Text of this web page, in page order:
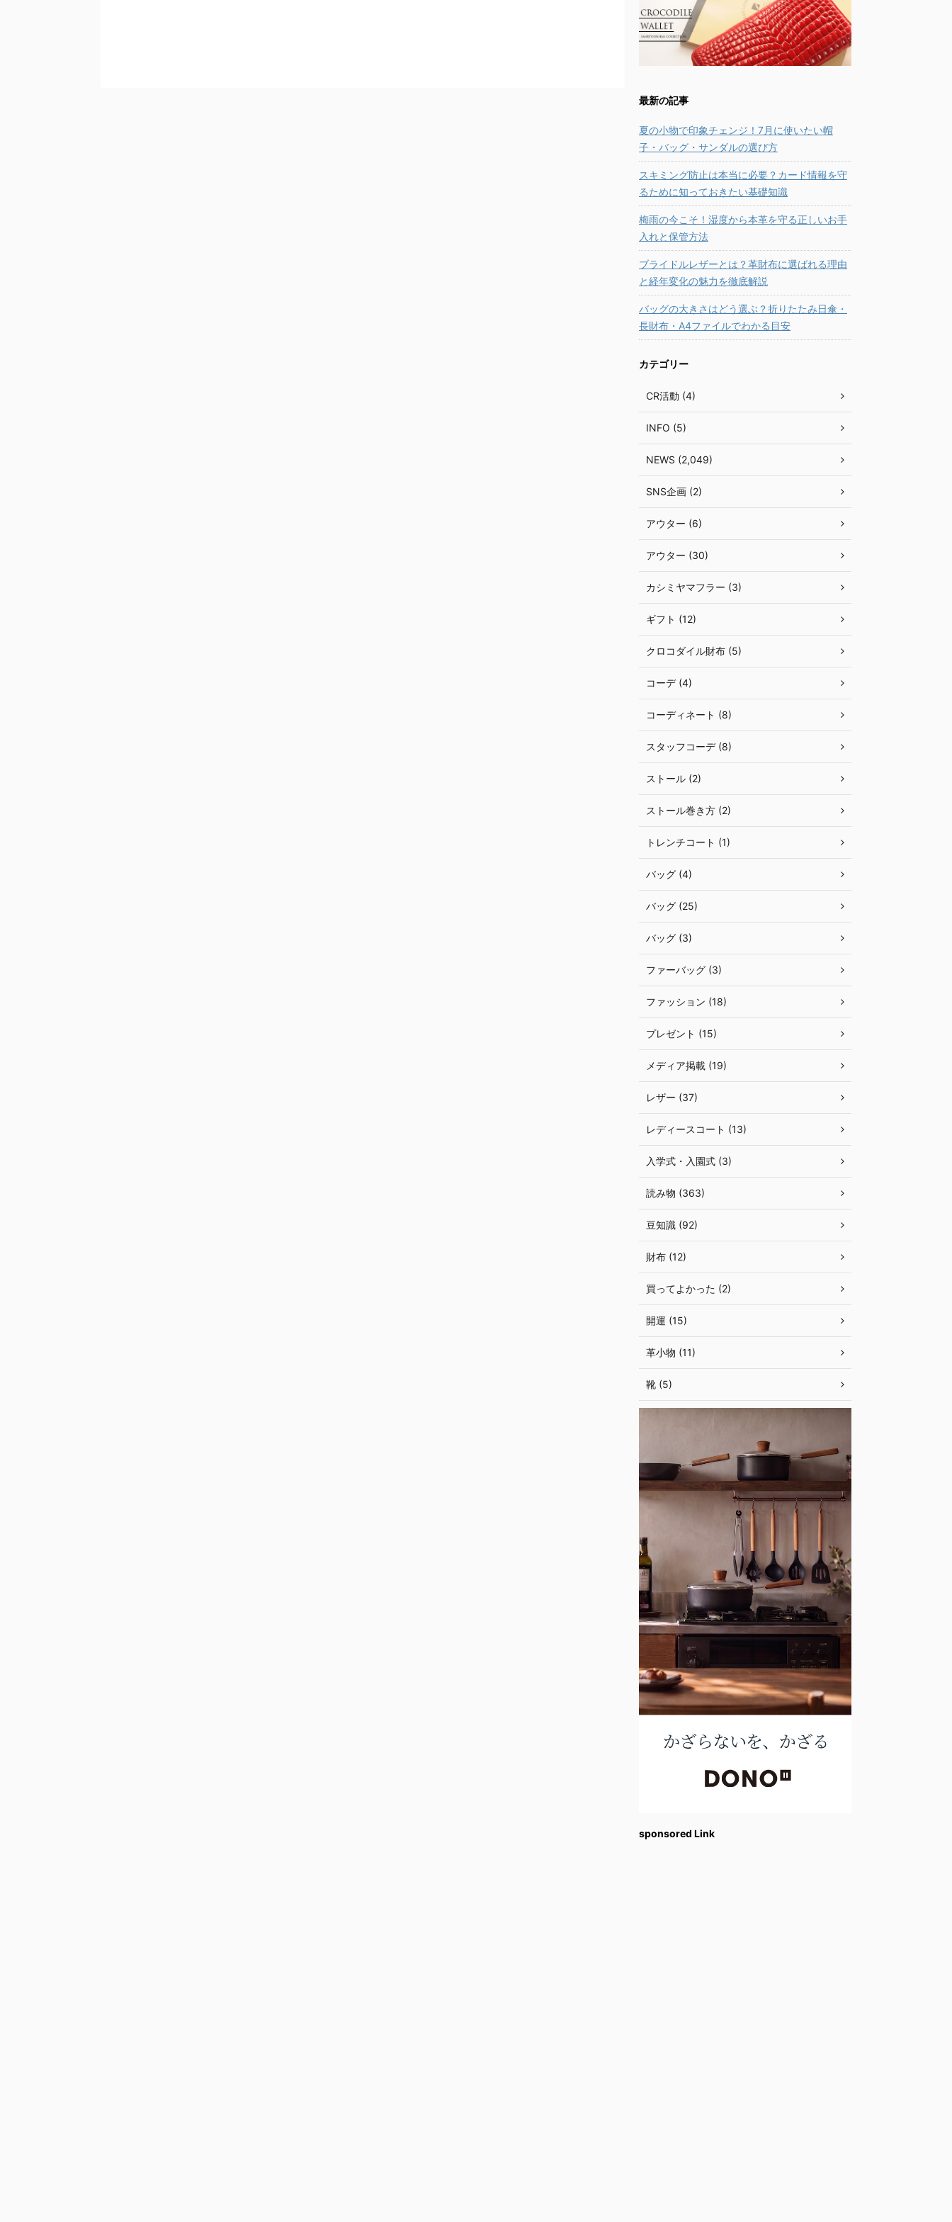
最新の記事
夏の小物で印象チェンジ！7月に使いたい帽
子・バッグ・サンダルの選び方
スキミング防止は本当に必要？カード情報を守
るために知っておきたい基礎知識
梅雨の今こそ！湿度から本革を守る正しいお手
入れと保管方法
ブライドルレザーとは？革財布に選ばれる理由
と経年変化の魅力を徹底解説
バッグの大きさはどう選ぶ？折りたたみ日傘・
長財布・A4ファイルでわかる目安
カテゴリー
CR活動 (4)
INFO (5)
NEWS (2,049)
SNS企画 (2)
アウター (6)
アウター (30)
カシミヤマフラー (3)
ギフト (12)
クロコダイル財布 (5)
コーデ (4)
コーディネート (8)
スタッフコーデ (8)
ストール (2)
ストール巻き方 (2)
トレンチコート (1)
バッグ (4)
バッグ (25)
バッグ (3)
ファーバッグ (3)
ファッション (18)
プレゼント (15)
メディア掲載 (19)
レザー (37)
レディースコート (13)
入学式・入園式 (3)
読み物 (363)
豆知識 (92)
財布 (12)
買ってよかった (2)
開運 (15)
革小物 (11)
靴 (5)
sponsored Link